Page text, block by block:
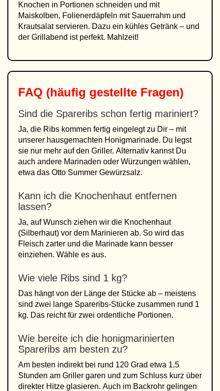
Knochen in Portionen schneiden und mit
Maiskolben, Folienerdäpfeln mit Sauerrahm und
Krautsalat servieren. Dazu ein kühles Getränk – und
der Grillabend ist perfekt. Mahlzeit!
FAQ (häufig gestellte Fragen)
Sind die Spareribs schon fertig mariniert?
Ja, die Ribs kommen fertig eingelegt zu Dir – mit
unserer hausgemachten Honigmarinade. Du legst
sie nur mehr auf den Griller. Alternativ kannst Du
auch andere Marinaden oder Würzungen wählen,
etwa das Otto Summer Gewürzsalz.
Kann ich die Knochenhaut entfernen
lassen?
Ja, auf Wunsch ziehen wir die Knochenhaut
(Silberhaut) vor dem Marinieren ab. So wird das
Fleisch zarter und die Marinade kann besser
einziehen. Wähle es aus.
Wie viele Ribs sind 1 kg?
Das hängt von der Länge der Stücke ab – meistens
sind zwei lange Spareribs-Stücke zusammen rund 1
kg. Das reicht für zwei ordentliche Portionen.
Wie bereite ich die honigmarinierten
Spareribs am besten zu?
Am besten indirekt bei rund 120 Grad etwa 1,5
Stunden am Griller garen und zum Schluss kurz über
direkter Hitze glasieren. Auch im Backrohr gelingen